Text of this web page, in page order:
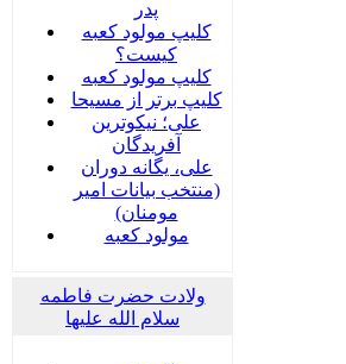
پدر
کلیپ مولود کعبه
کیست؟
کلیپ مولود کعبه
کلیپ برتر از مسیحا
علی؛ نیکوترین
آفریدگان
علی، یگانه دوران
(منتخب بیانات امیر
مومنان)
مولود کعبه
ولادت حضرت فاطمه
سلام الله علیها